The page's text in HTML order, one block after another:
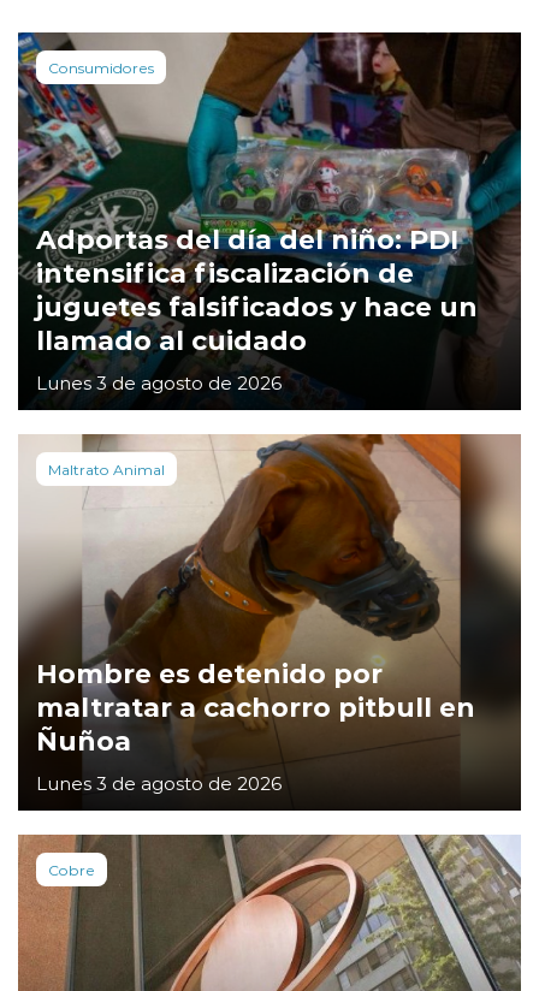
Consumidores
Adportas del día del niño: PDI
intensifica fiscalización de
juguetes falsificados y hace un
llamado al cuidado
Lunes 3 de agosto de 2026
Maltrato Animal
Hombre es detenido por
maltratar a cachorro pitbull en
Ñuñoa
Lunes 3 de agosto de 2026
Cobre